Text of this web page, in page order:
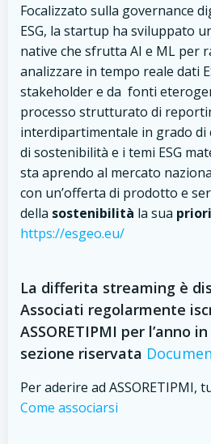
Focalizzato sulla governance
ESG, la startup ha sviluppato
native che sfrutta AI e ML per
analizzare in tempo reale dati
stakeholder e da fonti
processo strutturato di
interdipartimentale in grado
di sostenibilità e i temi ESG
sta aprendo al mercato
con un’offerta di prodotto e
della sostenibilità la sua
https://esgeo.eu/
La differita streaming è
Associati regolarmente
ASSORETIPMI per l’anno
sezione riservata
Per aderire ad ASSORETIPMI,
Come associarsi